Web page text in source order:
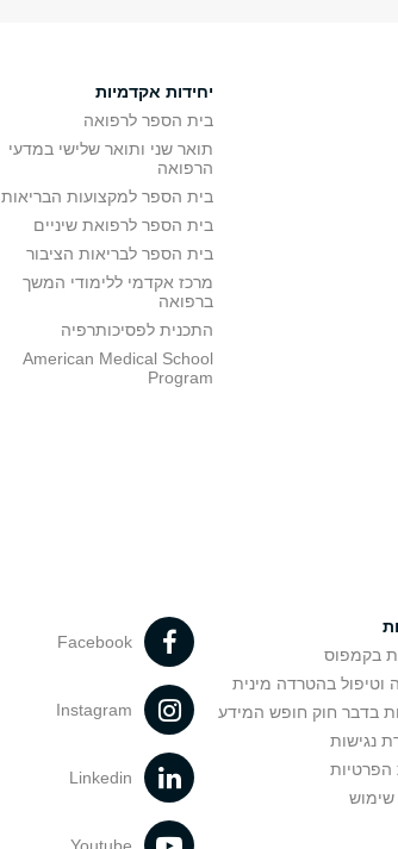
יחידות אקדמיות
בית הספר לרפואה
תואר שני ותואר שלישי במדעי
הרפואה
בית הספר למקצועות הבריאות
בית הספר לרפואת שיניים
בית הספר לבריאות הציבור
מרכז אקדמי ללימודי המשך
ברפואה
התכנית לפסיכותרפיה
American Medical School
Program
בקמפוס
וטיפול בהטרדה מינית
בדבר חוק חופש המידע
נגישות
הפרטיות
שימוש
Facebook
Instagram
Linkedin
Youtube